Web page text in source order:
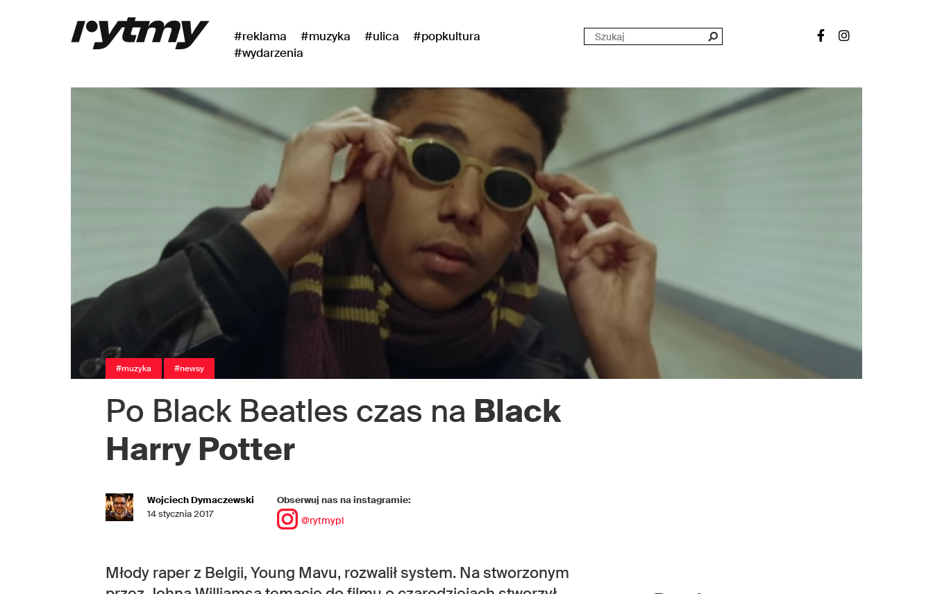
#reklama #muzyka #ulica
#popkultura
#wydarzenia
#muzyka #newsy
Po Black Beatles czas na Black
Harry Potter
Wojciech Dymaczewski
14 stycznia 2017
Obserwuj nas na instagramie:
@rytmypl
Młody raper z Belgii, Young Mavu, rozwalił system. Na stworzonym